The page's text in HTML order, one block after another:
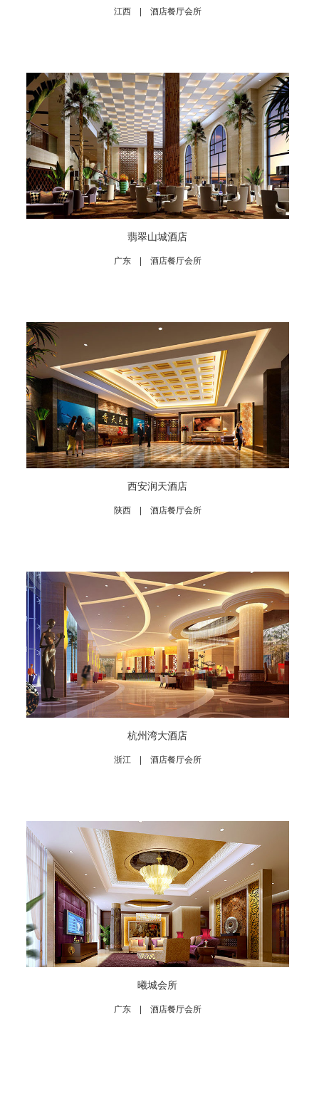
江西 | 酒店餐厅会所
翡翠山城酒店
广东 | 酒店餐厅会所
西安润天酒店
陕西 | 酒店餐厅会所
杭州湾大酒店
浙江 | 酒店餐厅会所
曦城会所
广东 | 酒店餐厅会所